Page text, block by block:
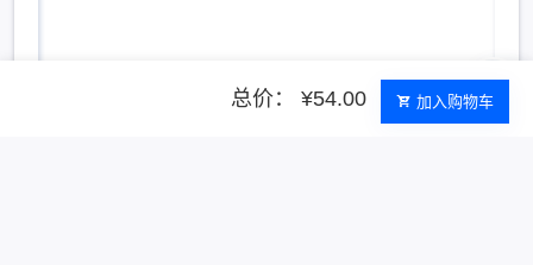
总价： ¥54.00 加入购物车